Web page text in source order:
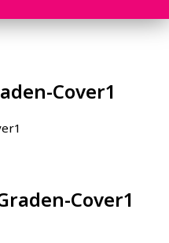
Cover1
Cover1